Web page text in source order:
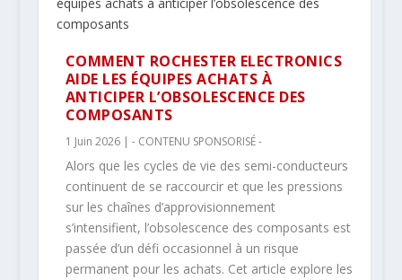
COMMENT ROCHESTER ELECTRONICS
AIDE LES ÉQUIPES ACHATS À
ANTICIPER L’OBSOLESCENCE DES
COMPOSANTS
1 Juin 2026| - CONTENU SPONSORISÉ -
Alors que les cycles de vie des semi-conducteurs
continuent de se raccourcir et que les pressions
sur les chaînes d’approvisionnement
s’intensifient, l’obsolescence des composants est
passée d’un défi occasionnel à un risque
permanent pour les achats. Cet article explore les